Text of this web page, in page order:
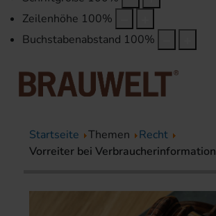
Zeilenhöhe 100%
Buchstabenabstand 100%
Startseite Themen
Recht
Vorreiter bei Verbraucherinformation